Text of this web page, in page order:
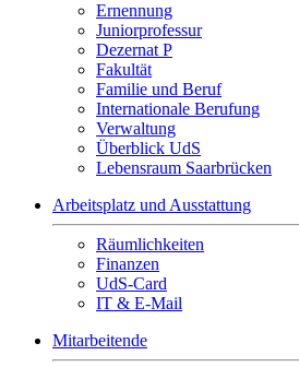
Ernennung
Juniorprofessur
Dezernat P
Fakultät
Familie und Beruf
Internationale Berufung
Verwaltung
Überblick UdS
Lebensraum Saarbrücken
Arbeitsplatz und Ausstattung
Räumlichkeiten
Finanzen
UdS-Card
IT & E-Mail
Mitarbeitende